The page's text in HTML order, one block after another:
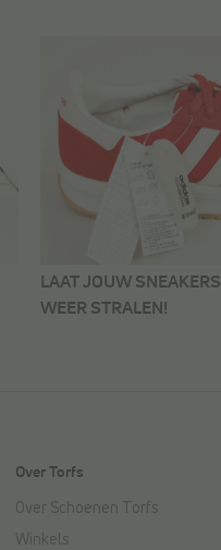
LAAT JOUW SNEAKERS
WEER STRALEN!
Over Torfs
Over Schoenen Torfs
Winkels